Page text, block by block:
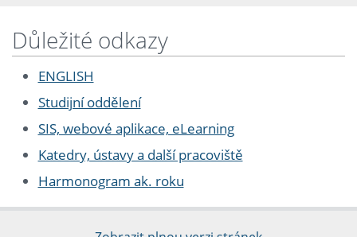
Důležité odkazy
ENGLISH
Studijní oddělení
SIS, webové aplikace, eLearning
Katedry, ústavy a další pracoviště
Harmonogram ak. roku